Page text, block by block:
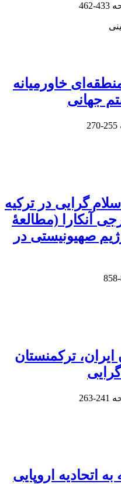
433-462
خاورمیانه
جهانی
255-270
گرایی در ترکیه
آنکارا (مطالعۀ
صهیونیستی در
ترکمنستان
241-263
اتحادیه اروپایی